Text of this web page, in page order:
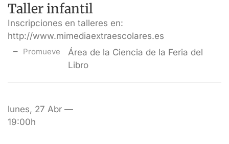
Taller infantil
Inscripciones en talleres en:
http://www.mimediaextraescolares.es
Promueve
Área de la Ciencia de la Feria del
Libro
lunes, 27 Abr —
19:00h